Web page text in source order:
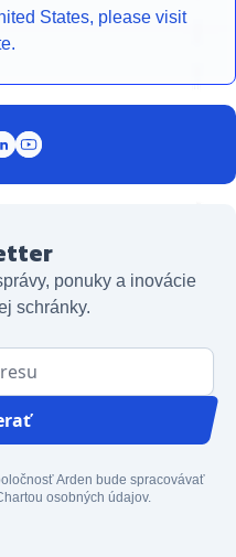
States, please visit
ponuky a inovácie
schránky.
Arden bude spracovávať
osobných údajov.